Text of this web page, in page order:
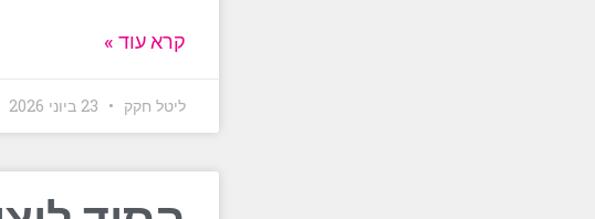
קרא עוד »
ליטל חקק